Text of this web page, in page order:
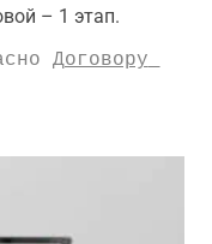
– 1 этап.
Договору